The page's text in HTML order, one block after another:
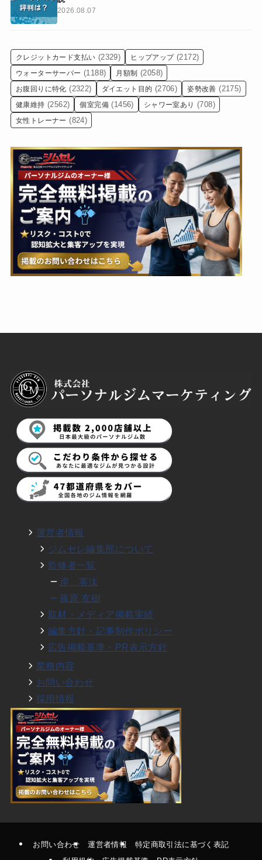
2026.08.07
クレジットカード支払い (2329) ヒップアップ (2172)
ウォーターサーバー (1188) 月額制 (2058)
お腹回りに特化 (2322) ダイエット目的 (2706) 姿勢改善 (2175)
健康維持 (2562) 個室完備 (1456) シャワー室あり (708)
女性トレーナー (824)
運営者情報
ジムセレ編集部について
監修者一覧
岸 英汰
篠原 友樹
取材・メディア掲載実績
編集方針・記事制作ポリシー
広告掲載基準・PR表示方針
業務内容
お問い合わせ
採用情報
お問い合わせ 運営者情報
特定商取引法に基づく表記